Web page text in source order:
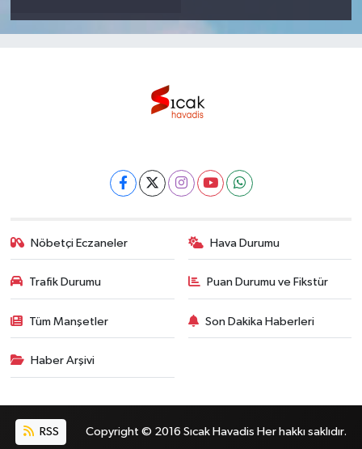
Nöbetçi Eczaneler Hava Durumu
Trafik Durumu Puan Durumu ve Fikstür
Tüm Manşetler Son Dakika Haberleri
Haber Arşivi
RSS Copyright © 2016 Sıcak Havadis Her hakkı saklıdır.